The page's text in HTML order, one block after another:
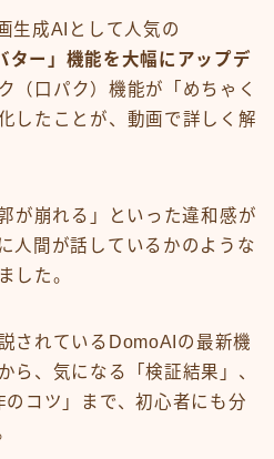
生成AIとして人気の
ター」機能を大幅にアップデ
（口パク）機能が「めちゃく
したことが、動画で詳しく解
が崩れる」といった違和感が
人間が話しているかのような
した。
されているDomoAIの最新機
ら、気になる「検証結果」、
コツ」まで、初心者にも分